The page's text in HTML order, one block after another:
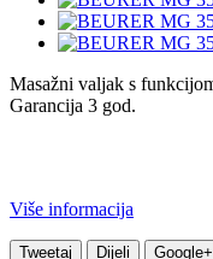
Masažni valjak s
Garancija 3 god.
Više informacija
Tweetaj Dijeli Google+